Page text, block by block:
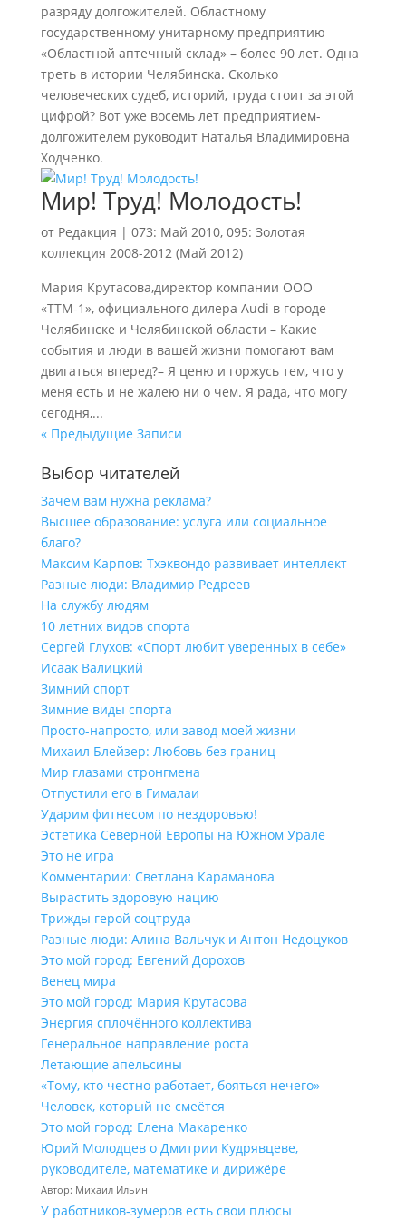
разряду долгожителей. Областному
государственному унитарному предприятию
«Областной аптечный склад» – более 90 лет. Одна
треть в истории Челябинска. Сколько
человеческих судеб, историй, труда стоит за этой
цифрой? Вот уже восемь лет предприятием-
долгожителем руководит Наталья Владимировна
Ходченко.
Мир! Труд! Молодость!
от Редакция | 073: Май 2010, 095: Золотая
коллекция 2008-2012 (Май 2012)
Мария Крутасова,директор компании ООО
«ТТМ-1», официального дилера Audi в городе
Челябинске и Челябинской области – Какие
события и люди в вашей жизни помогают вам
двигаться вперед?– Я ценю и горжусь тем, что у
меня есть и не жалею ни о чем. Я рада, что могу
сегодня,...
« Предыдущие Записи
Выбор читателей
Зачем вам нужна реклама?
Высшее образование: услуга или социальное
благо?
Максим Карпов: Тхэквондо развивает интеллект
Разные люди: Владимир Редреев
На службу людям
10 летних видов спорта
Сергей Глухов: «Спорт любит уверенных в себе»
Исаак Валицкий
Зимний спорт
Зимние виды спорта
Просто-напросто, или завод моей жизни
Михаил Блейзер: Любовь без границ
Мир глазами стронгмена
Отпустили его в Гималаи
Ударим фитнесом по нездоровью!
Эстетика Северной Европы на Южном Урале
Это не игра
Комментарии: Светлана Караманова
Вырастить здоровую нацию
Трижды герой соцтруда
Разные люди: Алина Вальчук и Антон Недоцуков
Это мой город: Евгений Дорохов
Венец мира
Это мой город: Мария Крутасова
Энергия сплочённого коллектива
Генеральное направление роста
Летающие апельсины
«Тому, кто честно работает, бояться нечего»
Человек, который не смеётся
Это мой город: Елена Макаренко
Юрий Молодцев о Дмитрии Кудрявцеве,
руководителе, математике и дирижёре
Автор: Михаил Ильин
У работников‑зумеров есть свои плюсы